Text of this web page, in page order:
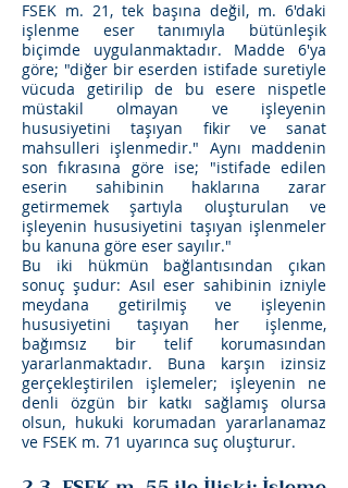
FSEK m. 21, tek başına değil, m. 6'daki
işlenme eser tanımıyla bütünleşik
biçimde uygulanmaktadır. Madde 6'ya
göre; "diğer bir eserden istifade suretiyle
vücuda getirilip de bu esere nispetle
müstakil olmayan ve işleyenin
hususiyetini taşıyan fikir ve sanat
mahsulleri işlenmedir." Aynı maddenin
son fıkrasına göre ise; "istifade edilen
eserin sahibinin haklarına zarar
getirmemek şartıyla oluşturulan ve
işleyenin hususiyetini taşıyan işlenmeler
bu kanuna göre eser sayılır."
Bu iki hükmün bağlantısından çıkan
sonuç şudur: Asıl eser sahibinin izniyle
meydana getirilmiş ve işleyenin
hususiyetini taşıyan her işlenme,
bağımsız bir telif korumasından
yararlanmaktadır. Buna karşın izinsiz
gerçekleştirilen işlemeler; işleyenin ne
denli özgün bir katkı sağlamış olursa
olsun, hukuki korumadan yararlanamaz
ve FSEK m. 71 uyarınca suç oluşturur.